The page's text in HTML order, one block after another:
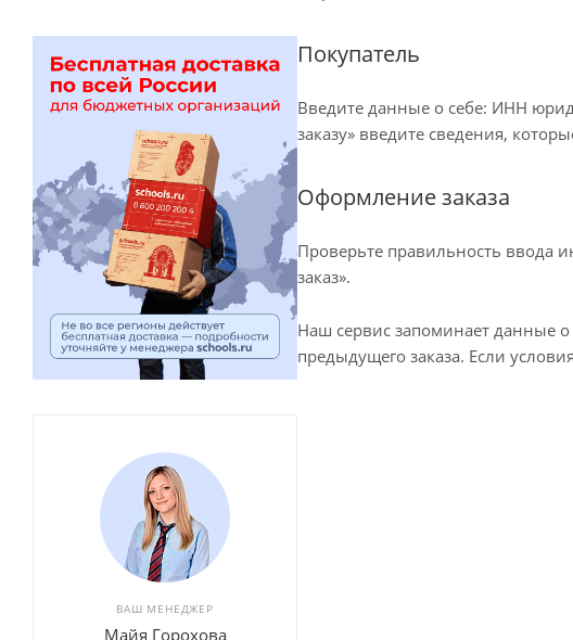
Покупатель
Введите данные о себе: ИНН
заказу» введите сведения,
Оформление заказа
Проверьте правильность ввода
заказ».
Наш сервис запоминает данные
предыдущего заказа. Если
ВАШ МЕНЕДЖЕР
Майя Горохова